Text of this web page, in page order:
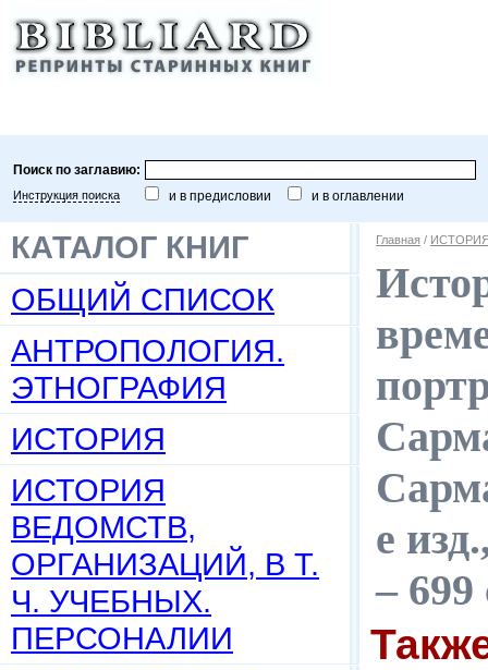
Поиск по заглавию:
Инструкция поиска и в предисловии и в оглавлении
КАТАЛОГ КНИГ
ОБЩИЙ СПИСОК
АНТРОПОЛОГИЯ.
ЭТНОГРАФИЯ
ИСТОРИЯ
ИСТОРИЯ
ВЕДОМСТВ,
ОРГАНИЗАЦИЙ, В Т.
Ч. УЧЕБНЫХ.
ПЕРСОНАЛИИ
Главная /
е
–